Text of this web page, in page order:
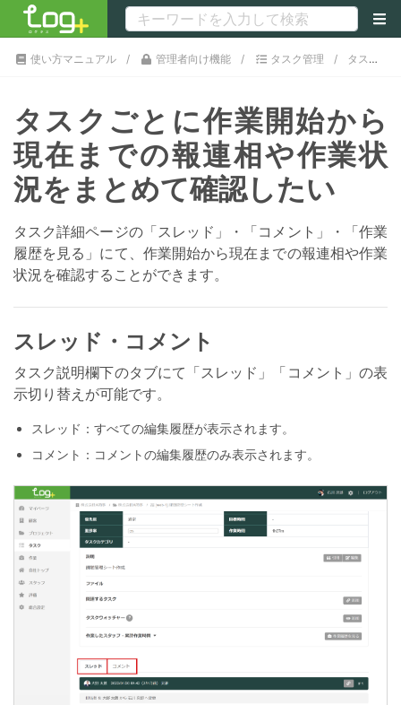
使い方マニュアル 管理者向け機能 タスク管理 タスクごとに作業開始から現在までの報連相や作業状況をまとめて確認したい
タスクごとに作業開始から
現在までの報連相や作業状
況をまとめて確認したい
タスク詳細ページの「スレッド」・「コメント」・「作業
履歴を見る」にて、作業開始から現在までの報連相や作業
状況を確認することができます。
スレッド・コメント
タスク説明欄下のタブにて「スレッド」「コメント」の表
示切り替えが可能です。
スレッド：すべての編集履歴が表示されます。
コメント：コメントの編集履歴のみ表示されます。